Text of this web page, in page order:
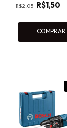
R$2,05 R$1,50
COMPRAR